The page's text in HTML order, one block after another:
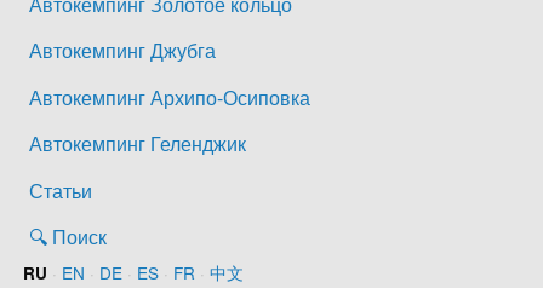
Автокемпинг Джубга
Автокемпинг Архипо-Осиповка
Автокемпинг Геленджик
Статьи
🔍 Поиск
RU · EN · DE · ES · FR · 中文